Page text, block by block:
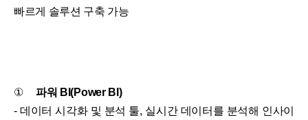
빠르게 솔루션 구축 가능
①파워 BI(Power BI)
- 데이터 시각화 및 분석 툴, 실시간 데이터를 분석해 인사이